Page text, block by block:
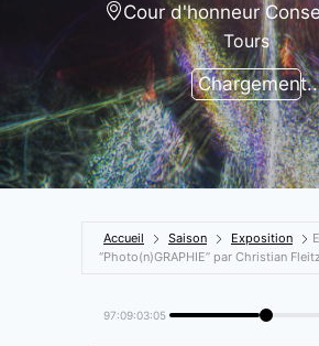
Cour d'honneur
Tours
Accueil Saison Exposition
“Photo(n)GRAPHIE” par Christian
97:09:03:06